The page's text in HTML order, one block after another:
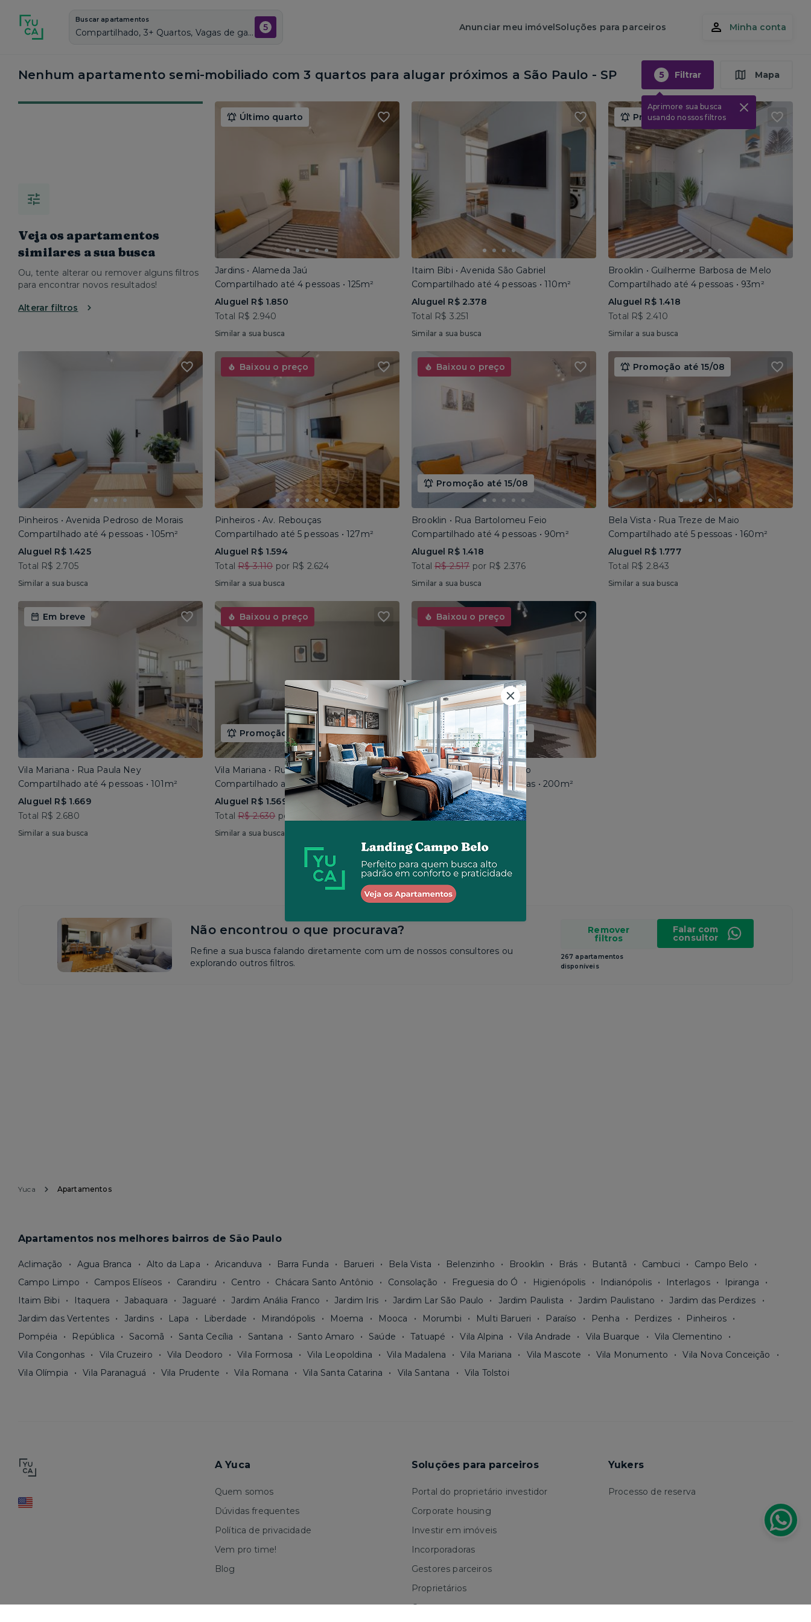
Buscar apartamentos
Compartilhado, 3+ Quartos, Vagas de garagem: Sim, Semi mobiliado, Piscina 5 Anunciar meu imóvelSoluções para parceiros Minha conta
Nenhum apartamento semi-mobiliado com 3 quartos para alugar próximos a São Paulo - SP 5 Filtrar
Aprimore sua busca
usando nossos filtros
Mapa
Veja os apartamentos
similares a sua busca
Ou, tente alterar ou remover alguns filtros
para encontrar novos resultados!
Alterar filtros
Último quarto
Jardins • Alameda Jaú
Compartilhado até 4 pessoas • 125m²
Aluguel R$ 1.850
Total R$ 2.940
Similar a sua busca
Itaim Bibi • Avenida São Gabriel
Compartilhado até 4 pessoas • 110m²
Aluguel R$ 2.378
Total R$ 3.251
Similar a sua busca
Promoção até 15/08
Brooklin • Guilherme Barbosa de Melo
Compartilhado até 4 pessoas • 93m²
Aluguel R$ 1.418
Total R$ 2.410
Similar a sua busca
Pinheiros • Avenida Pedroso de Morais
Compartilhado até 4 pessoas • 105m²
Aluguel R$ 1.425
Total R$ 2.705
Similar a sua busca
Baixou o preço
Pinheiros • Av. Rebouças
Compartilhado até 5 pessoas • 127m²
Aluguel R$ 1.594
TotalR$ 3.110por R$ 2.624
Similar a sua busca
Baixou o preço
Promoção até 15/08
Brooklin • Rua Bartolomeu Feio
Compartilhado até 4 pessoas • 90m²
Aluguel R$ 1.418
TotalR$ 2.517por R$ 2.376
Similar a sua busca
Promoção até 15/08
Bela Vista • Rua Treze de Maio
Compartilhado até 5 pessoas • 160m²
Aluguel R$ 1.777
Total R$ 2.843
Similar a sua busca
Em breve
Vila Mariana • Rua Paula Ney
Compartilhado até 4 pessoas • 101m²
Aluguel R$ 1.669
Total R$ 2.680
Similar a sua busca
Baixou o preço
Promoção até 15/08
Vila Mariana • Rua José do Patrocínio
Compartilhado até 4 pessoas • 110m²
Aluguel R$ 1.569
TotalR$ 2.630por R$ 2.625
Similar a sua busca
Baixou o preço
Promoção até 15/08
Consolação • Av Consolação
Compartilhado até 5 pessoas • 200m²
Aluguel R$ 1.562
TotalR$ 2.650por R$ 2.573
Não encontrou o que procurava?
Refine a sua busca falando diretamente com um de nossos consultores ou
explorando outros filtros.
Remover
filtros
267 apartamentos
disponíveis
Falar com
consultor
Yuca Apartamentos
Apartamentos nos melhores bairros de São Paulo
Aclimação Agua Branca Alto da Lapa Aricanduva Barra Funda Barueri Bela Vista Belenzinho Brooklin Brás Butantã Cambuci
Campo Belo
Campo Limpo
Campos Elíseos Carandiru Centro Chácara Santo Antônio Consolação Freguesia do Ó Higienópolis Indianópolis Interlagos
Ipiranga
Itaim Bibi
Itaquera Jabaquara Jaguaré Jardim Anália Franco Jardim Iris Jardim Lar São Paulo Jardim Paulista Jardim Paulistano
Jardim das Perdizes
Jardim das Vertentes
Jardins Lapa Liberdade Mirandópolis Moema Mooca Morumbi Multi Barueri Paraíso Penha Perdizes
Pinheiros
Pompéia
República Sacomã Santa Cecília Santana Santo Amaro Saúde Tatuapé Vila Alpina Vila Andrade Vila Buarque
Vila Clementino
Vila Congonhas
Vila Cruzeiro Vila Deodoro Vila Formosa Vila Leopoldina Vila Madalena Vila Mariana Vila Mascote Vila Monumento
Vila Nova Conceição
Vila Olímpia
Vila Paranaguá Vila Prudente Vila Romana Vila Santa Catarina Vila Santana Vila Tolstoi
A Yuca
Quem somos
Dúvidas frequentes
Política de privacidade
Vem pro time!
Blog
Soluções para parceiros
Portal do proprietário investidor
Corporate housing
Investir em imóveis
Incorporadoras
Gestores parceiros
Proprietários
Corretores
Yukers
Processo de reserva